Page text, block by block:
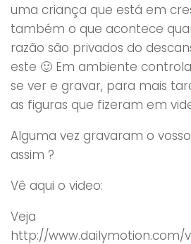
uma criança que está em
também o que acontece
razão são privados do
este 🙂 Em ambiente
se ver e gravar, para mais
as figuras que fizeram em
Alguma vez gravaram o
assim ?
Vê aqui o video:
Veja
http://www.dailymotion.com/